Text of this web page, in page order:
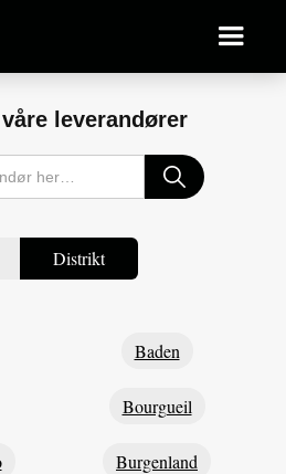
leverandører
Distrikt
Baden
Bourgueil
Burgenland